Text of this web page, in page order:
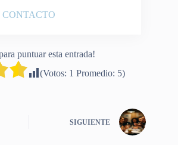
CONTACTO
puntuar esta entrada!
(Votos: 1 Promedio: 5)
SIGUIENTE